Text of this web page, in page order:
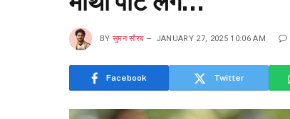
BY सुमन सौरब JANUARY 27, 2025 10:06 AM
Facebook Twitter